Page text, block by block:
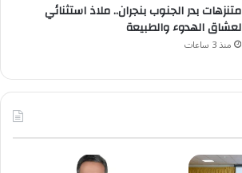
متنزهات بدر الجنوب بنجران.. ملاذ استثنائي
لعشاق الهدوء والطبيعة
منذ 3 ساعات